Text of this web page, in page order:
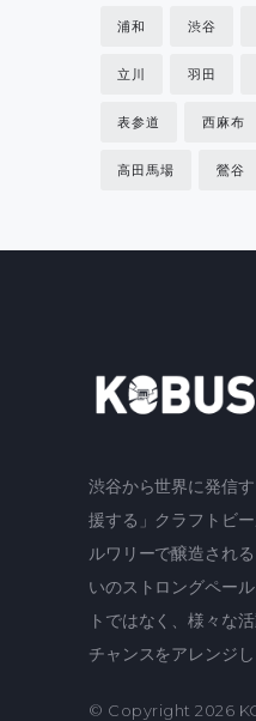
浦和 渋谷
立川 羽田
表参道 西麻布
高田馬場 鶯谷
渋谷から世界に発信
援する」クラフトビ
ルワリーで醸造され
いのストロングペー
トではなく、様々な
チャンスをアレンジし
© Copyright 2026